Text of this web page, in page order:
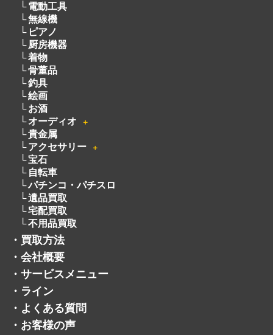
電動工具
無線機
ピアノ
厨房機器
着物
骨董品
釣具
絵画
お酒
オーディオ
＋
貴金属
アクセサリー
＋
宝石
自転車
パチンコ・パチスロ
遺品買取
宅配買取
不用品買取
・ 買取方法
・ 会社概要
・ サービスメニュー
・ ライン
・ よくある質問
・ お客様の声